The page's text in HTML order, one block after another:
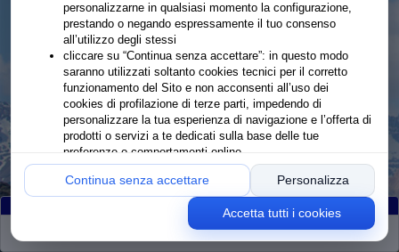
:274 Ritirati:0 Rimanenti:0
personalizzarne in qualsiasi momento la configurazione,
prestando o negando espressamente il tuo consenso
all’utilizzo degli stessi
cliccare su “Continua senza accettare”: in questo modo
saranno utilizzati soltanto cookies tecnici per il corretto
funzionamento del Sito e non acconsenti all’uso dei
cookies di profilazione di terze parti, impedendo di
personalizzare la tua esperienza di navigazione e l’offerta di
prodotti o servizi a te dedicati sulla base delle tue
preferenze o comportamenti online
Continua senza accettare Personalizza
Accetta tutti i cookies